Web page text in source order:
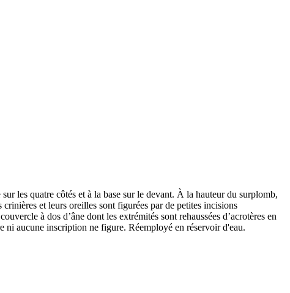
les quatre côtés et à la base sur le devant. À la hauteur du surplomb,
et leurs oreilles sont figurées par de petites incisions
à dos d’âne dont les extrémités sont rehaussées d’acrotères en
ni aucune inscription ne figure. Réemployé en réservoir d'eau.